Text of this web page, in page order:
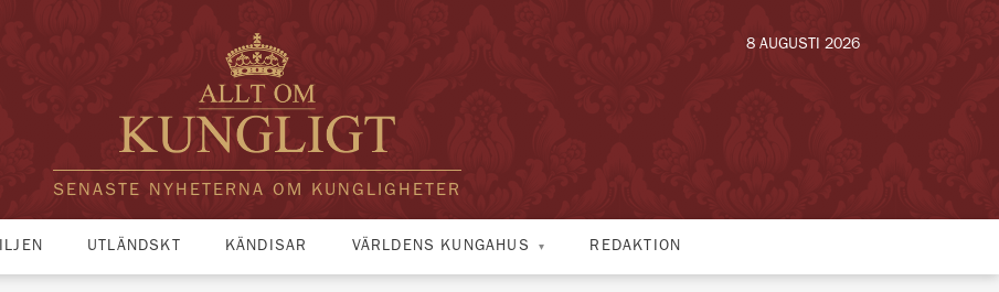
SENASTE NYHETERNA OM KUNGLIGHETER
8 AUGUSTI 2026
UTLÄNDSKT KÄNDISAR VÄRLDENS KUNGAHUS REDAKTION